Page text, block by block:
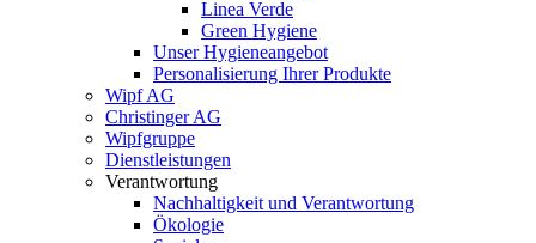
Linea Verde
Green Hygiene
Unser Hygieneangebot
Personalisierung Ihrer Produkte
Wipf AG
Christinger AG
Wipfgruppe
Dienstleistungen
Verantwortung
Nachhaltigkeit und Verantwortung
Ökologie